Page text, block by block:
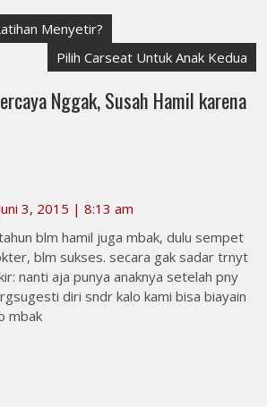
Menyetir?
Pilih Carseat Untuk Anak Kedua
Nggak, Susah Hamil karena
3, 2015 | 8:13 am
blm hamil juga mbak, dulu sempet
blm sukses. secara gak sadar trnyt
nanti aja punya anaknya setelah pny
diri sndr kalo kami bisa biayain
mbak